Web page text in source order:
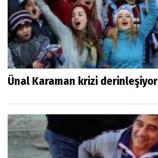
Ünal Karaman krizi derinleşiyor